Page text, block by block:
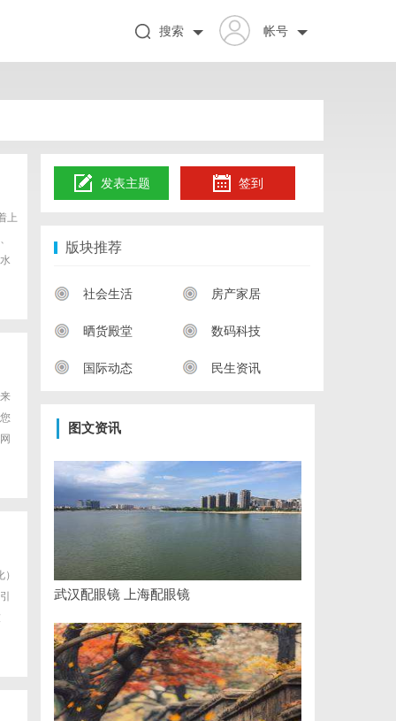
帐号
搜索
上
发表主题 签到
版块推荐
社会生活 房产家居
晒货殿堂 数码科技
国际动态 民生资讯
图文资讯
武汉配眼镜 上海配眼镜